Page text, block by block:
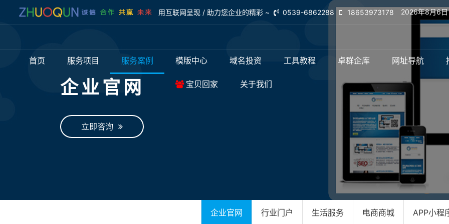
用互联网呈现 / 助力您企业的精彩 ~ 0539-6862288 18653973178 2026年8月6
首页 服务项目 服务案例 模版中心 域名投资 工具教程 卓群企库 网址导航
宝贝回家 关于我们
企业官网
立即咨询
企业官网 行业门户 生活服务 电商商城 APP小程